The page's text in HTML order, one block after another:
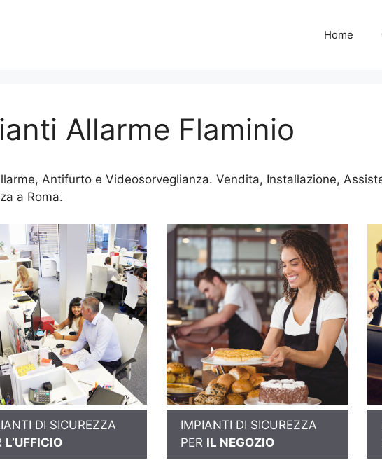
Home
Allarme Flaminio
Antifurto e Videosorveglianza. Vendita, Installazione,
a Roma.
DI SICUREZZA
L’UFFICIO
IMPIANTI DI SICUREZZA
PER IL NEGOZIO